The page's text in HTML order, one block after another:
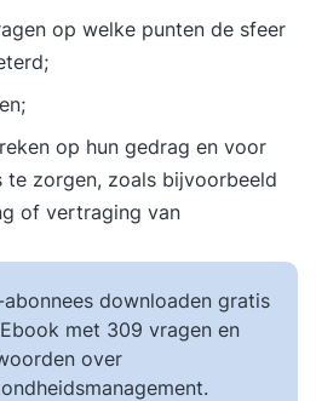
op welke punten de sfeer
op hun gedrag en voor
te zorgen, zoals bijvoorbeeld
of vertraging van
abonnees downloaden gratis
met 309 vragen en
over